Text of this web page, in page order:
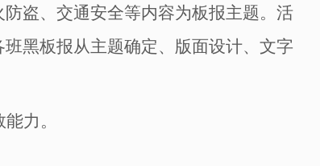
盗、交通安全等内容为板报主题。活
黑板报从主题确定、版面设计、文字
力。